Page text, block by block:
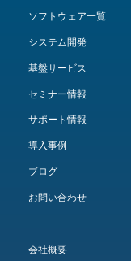
ソフトウェア一覧
システム開発
基盤サービス
セミナー情報
サポート情報
導入事例
ブログ
お問い合わせ
会社概要